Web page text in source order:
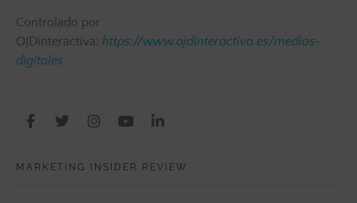
Controlado por
OJDinteractiva: https://www.ojdinteractiva.es/medios-
digitales
MARKETING INSIDER REVIEW